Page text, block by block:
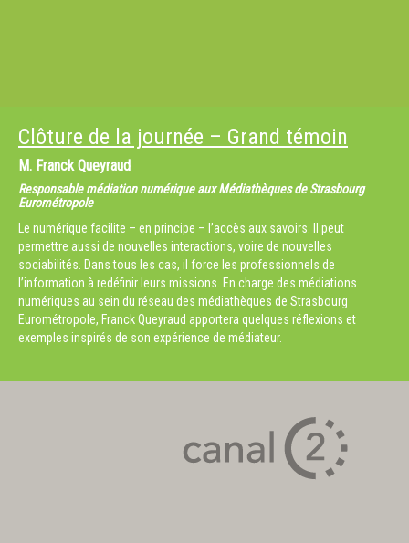
Clôture de la journée – Grand témoin
M. Franck Queyraud
Responsable médiation numérique aux Médiathèques de Strasbourg
Eurométropole
Le numérique facilite – en principe – l’accès aux savoirs. Il peut
permettre aussi de nouvelles interactions, voire de nouvelles
sociabilités. Dans tous les cas, il force les professionnels de
l’information à redéfinir leurs missions. En charge des médiations
numériques au sein du réseau des médiathèques de Strasbourg
Eurométropole, Franck Queyraud apportera quelques réflexions et
exemples inspirés de son expérience de médiateur.